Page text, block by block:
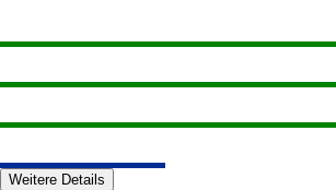
Weitere Details